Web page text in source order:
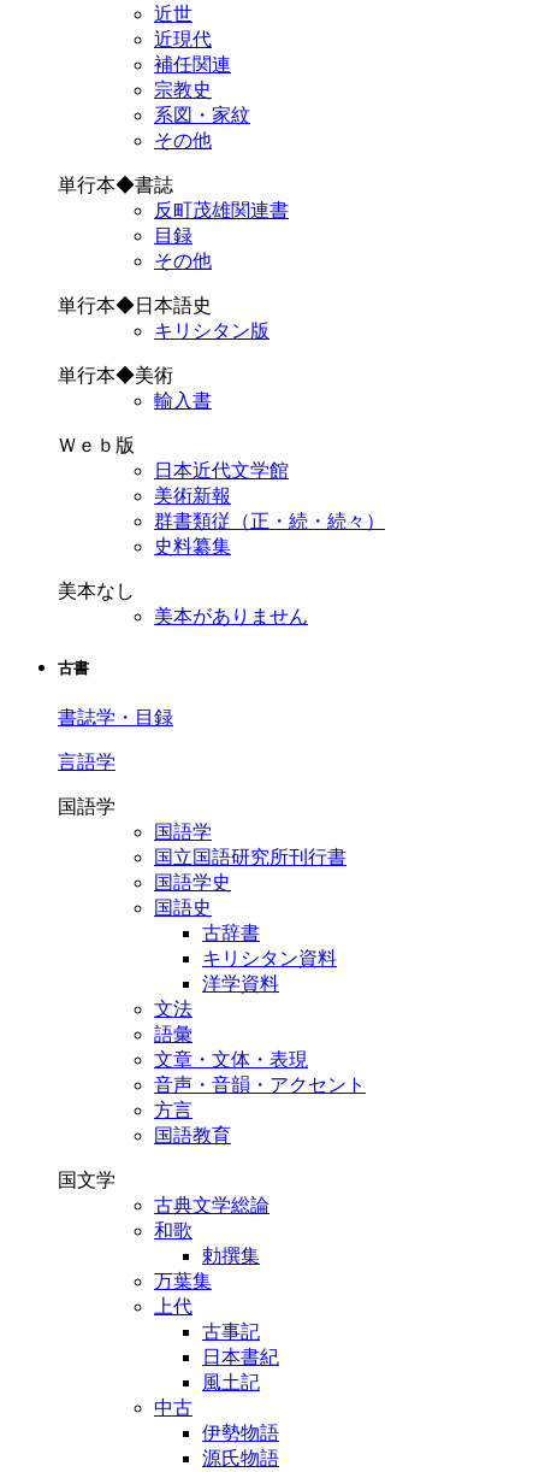
近世
近現代
補任関連
宗教史
系図・家紋
その他
単行本◆書誌
反町茂雄関連書
目録
その他
単行本◆日本語史
キリシタン版
単行本◆美術
輸入書
Ｗｅｂ版
日本近代文学館
美術新報
群書類従（正・続・続々）
史料纂集
美本なし
美本がありません
古書
書誌学・目録
言語学
国語学
国語学
国立国語研究所刊行書
国語学史
国語史
古辞書
キリシタン資料
洋学資料
文法
語彙
文章・文体・表現
音声・音韻・アクセント
方言
国語教育
国文学
古典文学総論
和歌
勅撰集
万葉集
上代
古事記
日本書紀
風土記
中古
伊勢物語
源氏物語